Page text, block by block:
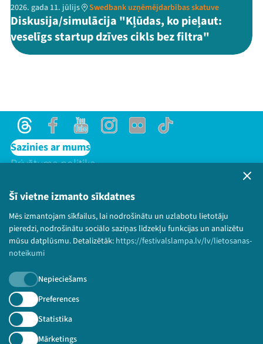
Šī vietne izmanto sīkdatnes
Mēs izmantojam sīkfailus, lai nodrošinātu un uzlabotu lietotāju
pieredzi, nodrošinātu sociālo saziņas līdzekļu funkcijas un analizētu
mūsu datplūsmu. Detalizētāk: https://festivalslampa.lv/lv/lietosanas-
noteikumi
Nepieciešams
Preferences
Statistika
Mārketings
2026. gada 11. jūlijs Swedbank uzņēmējdarbības skatuve
Diskusija/simulācija "Kļūdas, ko pieļaut:
veselīgs startup dzīves cikls bez filtra"
ThreadsFacebookYoutubeInstagram
Flick TikTok
Sazinies ar mums
Privātuma politika
Bērnu aizsardzības politika
© 2026 Sarunu festivāls LAMPA Visas tiesības
paturētas.
Piesakies jaunumiem!
Nepalaid garām aktuālāko informāciju!